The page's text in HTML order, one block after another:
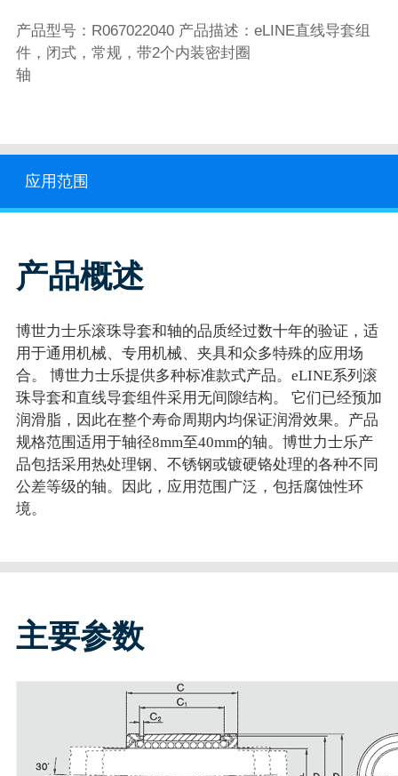
产品型号：R067022040 产品描述：eLINE直线导套组
件，闭式，常规，带2个内装密封圈
轴
应用范围
产品概述
博世力士乐滚珠导套和轴的品质经过数十年的验证，适
用于通用机械、专用机械、夹具和众多特殊的应用场
合。 博世力士乐提供多种标准款式产品。eLINE系列滚
珠导套和直线导套组件采用无间隙结构。 它们已经预加
润滑脂，因此在整个寿命周期内均保证润滑效果。产品
规格范围适用于轴径8mm至40mm的轴。博世力士乐产
品包括采用热处理钢、不锈钢或镀硬铬处理的各种不同
公差等级的轴。因此，应用范围广泛，包括腐蚀性环
境。
主要参数